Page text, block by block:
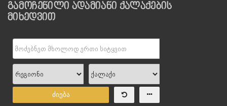
გამოჩენილი ადამიანი ქალაქების
მიხედვით
ძიება